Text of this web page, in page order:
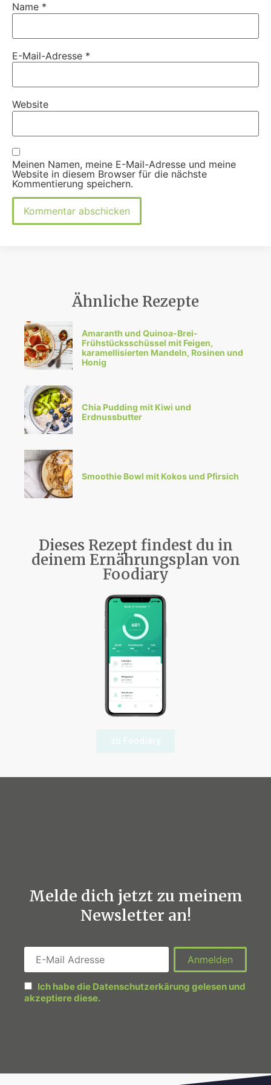
Name *
E-Mail-Adresse *
Website
Meinen Namen, meine E-Mail-Adresse und meine
Website in diesem Browser für die nächste
Kommentierung speichern.
Ähnliche Rezepte
Amaranth und Quinoa-Brei-
Frühstücksschüssel mit Feigen,
karamellisierten Mandeln, Rosinen und
Honig
Chia Pudding mit Kiwi und
Erdnussbutter
Smoothie Bowl mit Kokos und Pfirsich
Dieses Rezept findest du in
deinem Ernährungsplan von
Foodiary
zu Foodiary
Melde dich jetzt zu meinem
Newsletter an!
Ich habe die Datenschutzerkärung gelesen und
akzeptiere diese.